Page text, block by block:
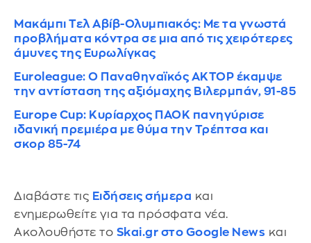
Μακάμπι Τελ Αβίβ-Ολυμπιακός: Με τα γνωστά
προβλήματα κόντρα σε μια από τις χειρότερες
άμυνες της Ευρωλίγκας
Euroleague: Ο Παναθηναϊκός ΑΚΤΟΡ έκαμψε
την αντίσταση της αξιόμαχης Βιλερμπάν, 91-85
Europe Cup: Κυρίαρχος ΠΑΟΚ πανηγύρισε
ιδανική πρεμιέρα με θύμα την Τρέπτσα και
σκορ 85-74
Διαβάστε τις Ειδήσεις σήμερα και
ενημερωθείτε για τα πρόσφατα νέα.
Ακολουθήστε το Skai.gr στο Google News και